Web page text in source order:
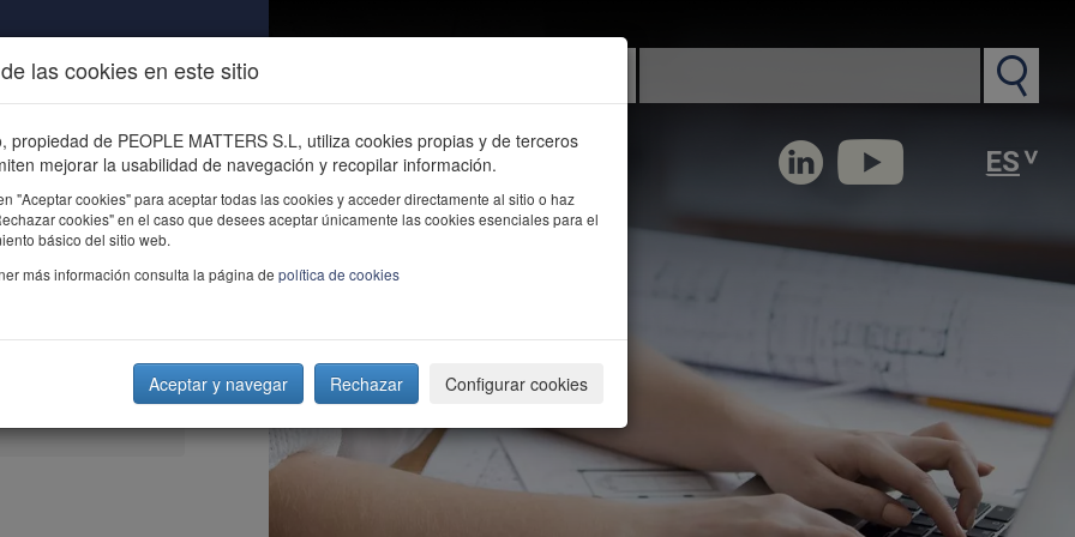
ÚNETE CONTACTO
clave en
las cookies en este sitio
propiedad de PEOPLE MATTERS S.L, utiliza cookies propias y de terceros
mejorar la usabilidad de navegación y recopilar información.
"Aceptar cookies" para aceptar todas las cookies y acceder directamente al sitio o haz
cookies" en el caso que desees aceptar únicamente las cookies esenciales para el
básico del sitio web.
más información consulta la página de política de cookies
Aceptar y navegar Rechazar Configurar cookies